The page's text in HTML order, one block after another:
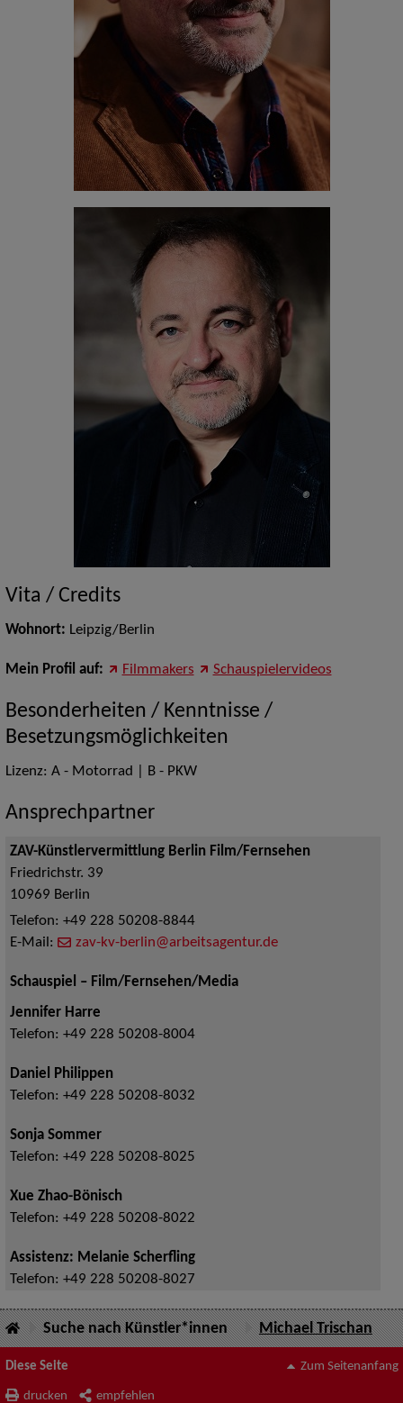
Vita / Credits
Wohnort: Leipzig/Berlin
Mein Profil auf: Filmmakers Schauspielervideos
Besonderheiten / Kenntnisse /
Besetzungsmöglichkeiten
Lizenz: A - Motorrad | B - PKW
Ansprechpartner
ZAV-Künstlervermittlung Berlin Film/Fernsehen
Friedrichstr. 39
10969 Berlin
Telefon: +49 228 50208-8844
E-Mail:
zav-kv-berlin@arbeitsagentur.de
Schauspiel – Film/Fernsehen/Media
Jennifer Harre
Telefon: +49 228 50208-8004
Daniel Philippen
Telefon: +49 228 50208-8032
Sonja Sommer
Telefon: +49 228 50208-8025
Xue Zhao-Bönisch
Telefon: +49 228 50208-8022
Assistenz: Melanie Scherfling
Telefon: +49 228 50208-8027
Suche nach Künstler*innen Michael Trischan
Diese Seite
drucken empfehlen
Zum Seitenanfang